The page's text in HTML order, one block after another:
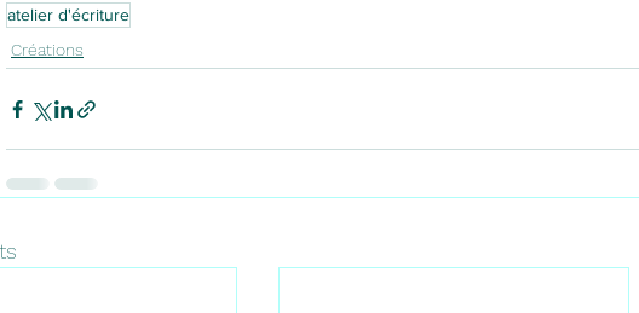
atelier d'écriture
Créations